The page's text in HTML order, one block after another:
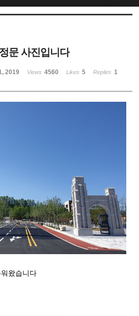
문 사진입니다
2019 Views 4560 Likes 5 Replies 1
왔습니다
케치북5
스케치북5